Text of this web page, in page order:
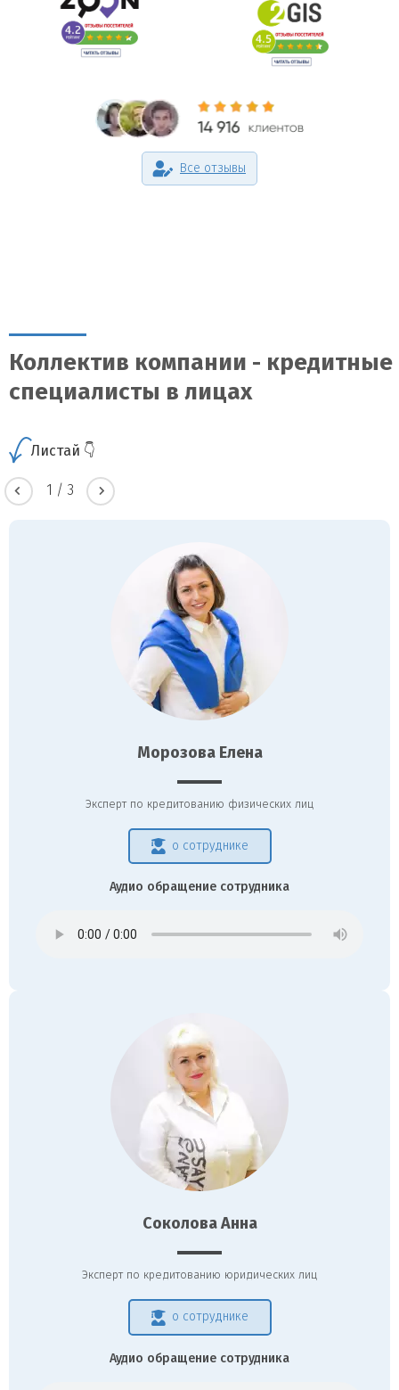
Все отзывы
Коллектив компании - кредитные
специалисты в лицах
Листай 👇
1 / 3
Морозова Елена
Эксперт по кредитованию физических лиц
о сотруднике
Аудио обращение сотрудника
Соколова Анна
Эксперт по кредитованию юридических лиц
о сотруднике
Аудио обращение сотрудника